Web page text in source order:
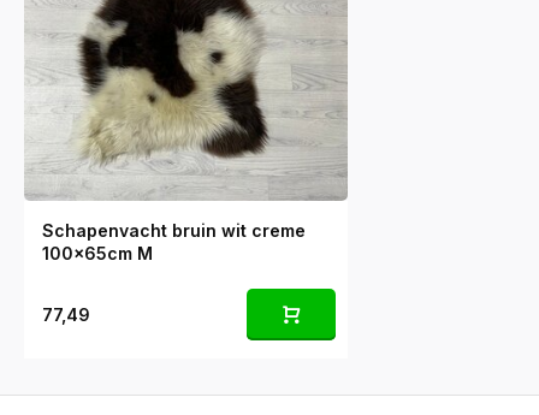
Schapenvacht bruin wit creme
100x65cm M
77,49